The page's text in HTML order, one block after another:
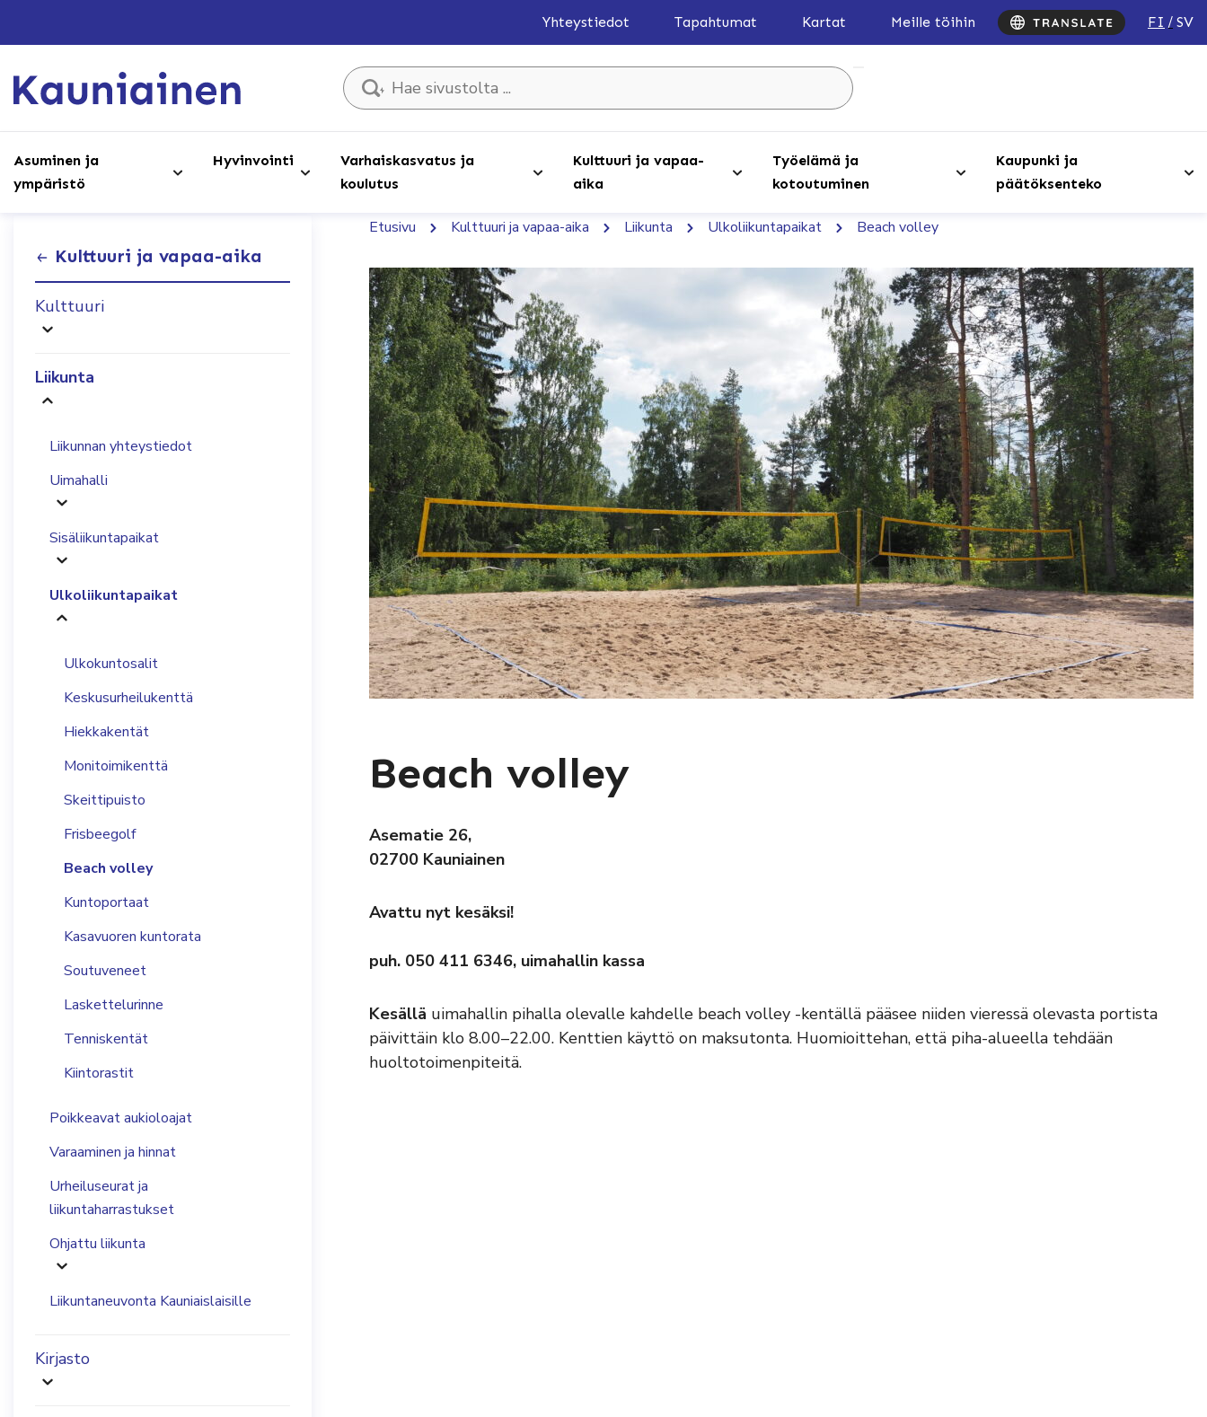
Yhteystiedot Tapahtumat Kartat Meille töihin FI SV
Hae sivustolta ...
Asuminen ja
ympäristö
Hyvinvointi
Varhaiskasvatus ja
koulutus
Kulttuuri ja vapaa-
aika
Työelämä ja
kotoutuminen
Kaupunki ja
päätöksenteko
Kulttuuri ja vapaa-aika
Kulttuuri
Liikunta
Liikunnan yhteystiedot
Uimahalli
Sisäliikuntapaikat
Ulkoliikuntapaikat
Ulkokuntosalit
Keskusurheilukenttä
Hiekkakentät
Monitoimikenttä
Skeittipuisto
Frisbeegolf
Beach volley
Kuntoportaat
Kasavuoren kuntorata
Soutuveneet
Laskettelurinne
Tenniskentät
Kiintorastit
Poikkeavat aukioloajat
Varaaminen ja hinnat
Urheiluseurat ja
liikuntaharrastukset
Ohjattu liikunta
Liikuntaneuvonta Kauniaislaisille
Kirjasto
Etusivu Kulttuuri ja vapaa-aika Liikunta Ulkoliikuntapaikat Beach volley
Beach volley
Asematie 26,
02700 Kauniainen
Avattu nyt kesäksi!
puh. 050 411 6346, uimahallin kassa
Kesällä uimahallin pihalla olevalle kahdelle beach volley -kentällä pääsee niiden vieressä olevasta portista
päivittäin klo 8.00–22.00. Kenttien käyttö on maksutonta. Huomioittehan, että piha-alueella tehdään
huoltotoimenpiteitä.